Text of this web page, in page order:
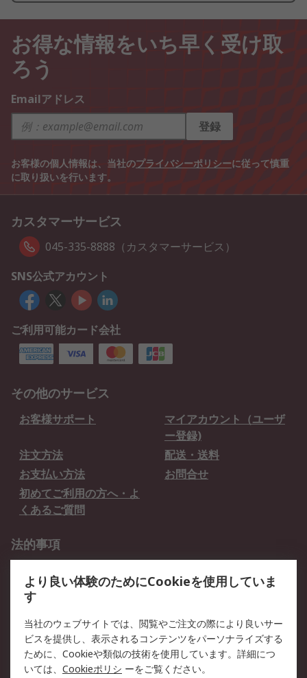
お得な情報をいち早く受け取
ろう
Emailアドレス
登録
お客様の個人情報は、当社のプライバシーポリシーに従って慎重
に取り扱いを行います。
カスタマーサービス
045-335-8888（カスタマーサービス）
SNS公式アカウント
ご利用可能カード会社
その他のサービス
お客様サポート
マイアカウント（ユーザ
ー登録)
注文方法
配送・送料
お支払い方法
お問合せ
初めてご利用の方へ・よ
くあるご質問
法的事項
クッキーポリシー
RSについて
会社概要
採用情報
プレスリリース＆お知ら
コーポレートサイト
より良い体験のためにCookieを使用していま
す
当社のウェブサイトでは、閲覧やご注文の際により良いサー
ビスを提供し、表示されるコンテンツをパーソナライズする
ために、Cookieや類似の技術を使用しています。詳細につ
いては、 Cookieポリシ ーをご覧ください。